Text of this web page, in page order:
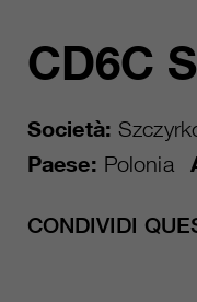
CD6C
Società:
Paese: Polonia
CONDIVIDI